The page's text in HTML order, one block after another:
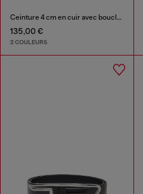
Ceinture 4 cm en cuir avec boucle D en métal
135,00 €
2 COULEURS